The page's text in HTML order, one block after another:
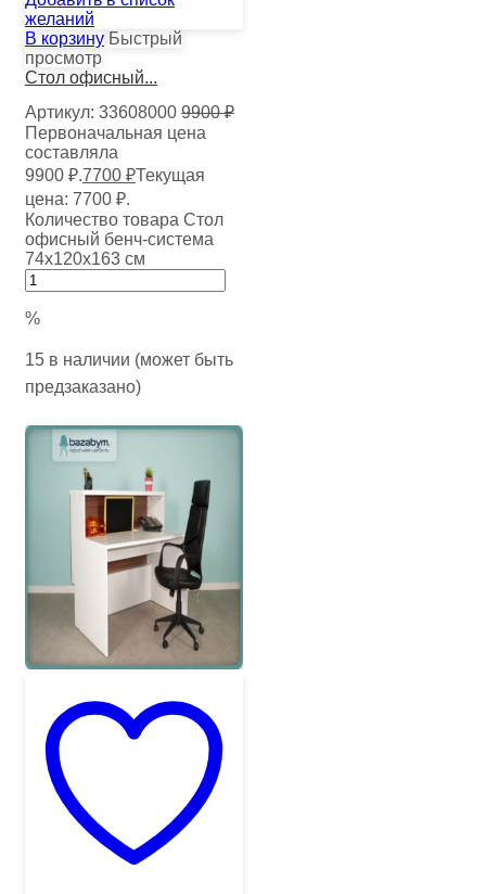
желаний
В корзину Быстрый
просмотр
Стол офисный...
Артикул: 33608000 9900₽
Первоначальная цена
составляла
9900 ₽.7700 ₽Текущая
цена: 7700 ₽.
Количество товара Стол
офисный бенч-система
74х120х163 см
%
15 в наличии (может быть
предзаказано)